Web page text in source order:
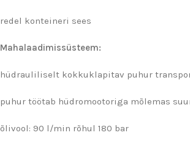
redel konteineri sees
Mahalaadimissüsteem:
hüdrauliliselt kokkuklapitav puhur
puhur töötab hüdromootoriga mõlemas
õlivool: 90 l/min rõhul 180 bar